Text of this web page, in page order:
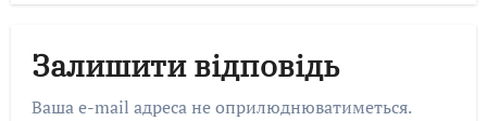
Залишити відповідь
Ваша e-mail адреса не оприлюднюватиметься.